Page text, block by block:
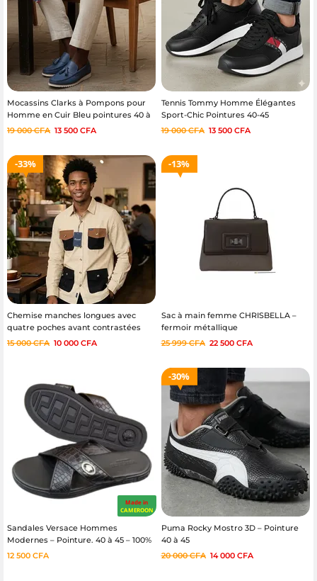
Mocassins Clarks à Pompons pour
Homme en Cuir Bleu pointures 40 à
45
19 000CFA 13 500 CFA
Tennis Tommy Homme Élégantes
Sport-Chic Pointures 40-45
19 000CFA 13 500 CFA
33%
Chemise manches longues avec
quatre poches avant contrastées
marque Faconnable – Tailles L à 4XL
15 000CFA 10 000 CFA
13%
Sac à main femme CHRISBELLA –
fermoir métallique
25 999CFA 22 500 CFA
Made in
CAMEROON
Sandales Versace Hommes
Modernes – Pointure. 40 à 45 – 100%
cuir
12 500 CFA
30%
Puma Rocky Mostro 3D – Pointure
40 à 45
20 000CFA 14 000 CFA